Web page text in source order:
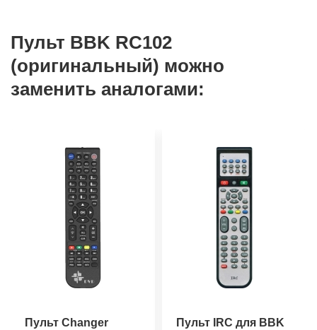
Пульт BBK RC102
(оригинальный) можно
заменить аналогами:
Пульт Changer
Пульт IRC для BBK